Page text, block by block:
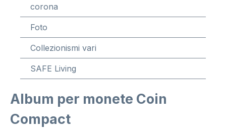
corona
Foto
Collezionismi vari
SAFE Living
Album per monete Coin
Compact